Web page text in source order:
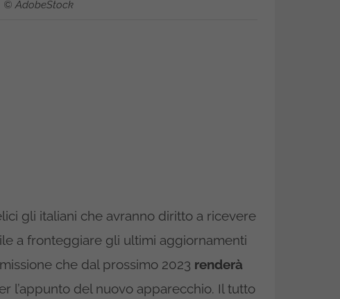
© AdobeStock
gli italiani che avranno diritto a ricevere
a fronteggiare gli ultimi aggiornamenti
che dal prossimo 2023 renderà
l’appunto del nuovo apparecchio. Il tutto